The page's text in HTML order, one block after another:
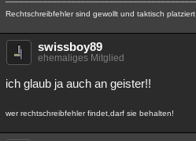
Rechtschreibfehler sind gewollt und taktisch platziert
swissboy89
ehemaliges Mitglied
ich glaub ja auch an geister!!
wer rechtschreibfehler findet,darf sie behalten!